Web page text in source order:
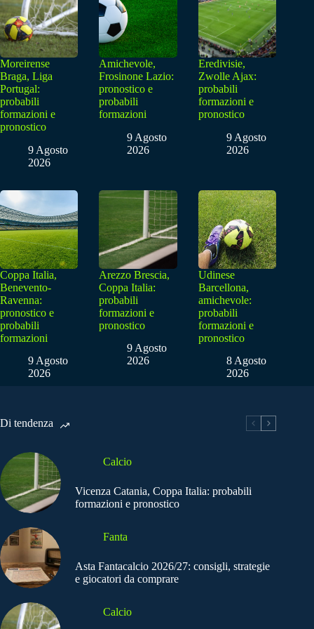
Moreirense
Braga, Liga
Portugal:
probabili
formazioni e
pronostico
9 Agosto
2026
Amichevole,
Frosinone Lazio:
pronostico e
probabili
formazioni
9 Agosto
2026
Eredivisie,
Zwolle Ajax:
probabili
formazioni e
pronostico
9 Agosto
2026
Coppa Italia,
Benevento-
Ravenna:
pronostico e
probabili
formazioni
9 Agosto
2026
Arezzo Brescia,
Coppa Italia:
probabili
formazioni e
pronostico
9 Agosto
2026
Udinese
Barcellona,
amichevole:
probabili
formazioni e
pronostico
8 Agosto
2026
Di tendenza
Calcio
Vicenza Catania, Coppa Italia: probabili
formazioni e pronostico
Fanta
Asta Fantacalcio 2026/27: consigli, strategie
e giocatori da comprare
Calcio